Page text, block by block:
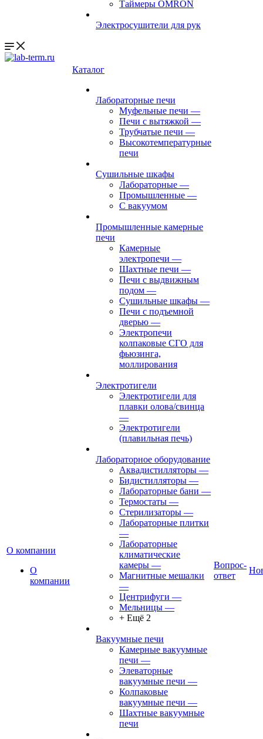
Таймеры OMRON
Электросушители для рук
О компании
О
компании
Каталог
Лабораторные печи
Муфельные печи —
Печи с вытяжкой —
Трубчатые печи —
Высокотемпературные
печи
Сушильные шкафы
Лабораторные —
Промышленные —
С вакуумом
Промышленные камерные
печи
Камерные
электропечи —
Шахтные печи —
Печи с выдвижным
подом —
Сушильные шкафы —
Печи с подъемной
дверью —
Электропечи
колпаковые СГО для
фьюзинга,
моллирования
Электротигели
Электротигели для
плавки олова/свинца
—
Электротигели
(плавильная печь)
Лабораторное оборудование
Аквадистилляторы —
Бидистилляторы —
Лабораторные бани —
Термостаты —
Стерилизаторы —
Лабораторные плитки
—
Лабораторные
климатические
камеры —
Магнитные мешалки
—
Центрифуги —
Мельницы —
+ Ещё 2
Вакуумные печи
Камерные вакуумные
печи —
Элеваторные
вакуумные печи —
Колпаковые
вакуумные печи —
Шахтные вакуумные
печи
Вопрос-
ответ